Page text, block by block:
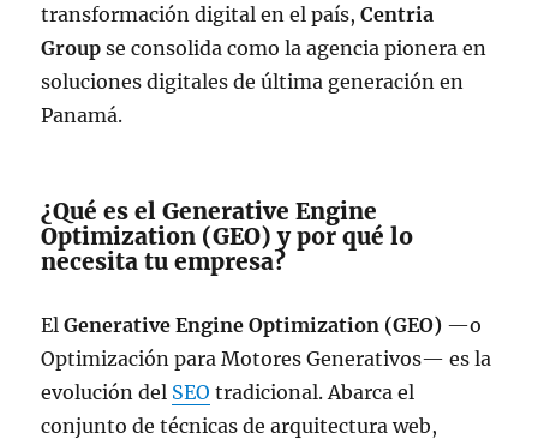
transformación digital en el país,Centria
Group se consolida como la agencia pionera en
soluciones digitales de última generación en
Panamá.
¿Qué es el Generative Engine
Optimization (GEO) y por qué lo
necesita tu empresa?
ElGenerative Engine Optimization (GEO) —o
Optimización para Motores Generativos— es la
evolución del SEO tradicional. Abarca el
conjunto de técnicas de arquitectura web,